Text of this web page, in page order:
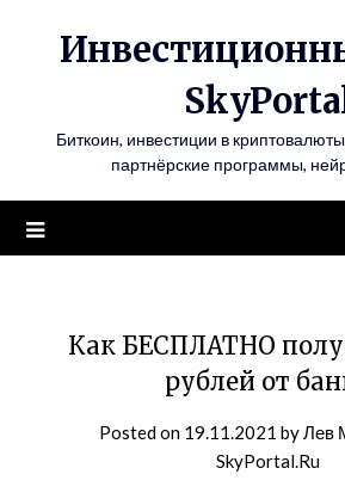
Биткоин, инвестиции в
партнёрские программы,
Как БЕСПЛАТНО
рублей от
Posted on 19.11.2021 byЛев
SkyPortal.Ru